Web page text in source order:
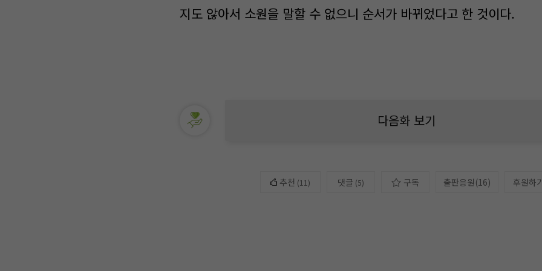
지도 않아서 소원을 말할 수 없으니 순서가 바뀌었다고 한 것이다.
다음화 보기
추천 (11) 댓글 (5) 구독 출판응원(16) 후원하